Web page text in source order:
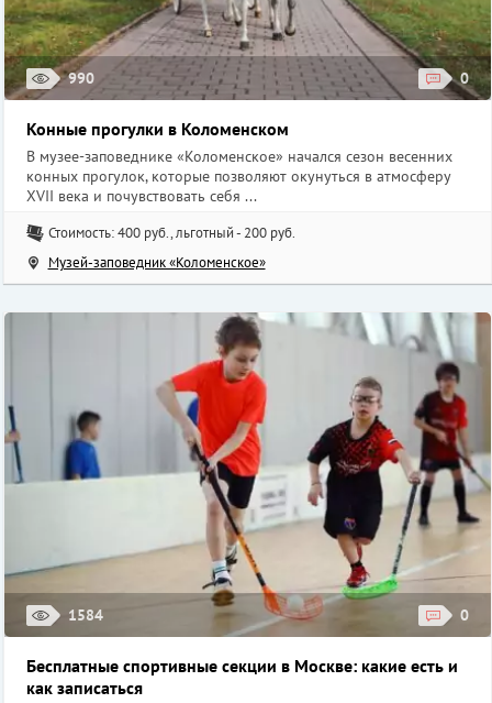
990 0
Конные прогулки в Коломенском
В музее-заповеднике «Коломенское» начался сезон весенних
конных прогулок, которые позволяют окунуться в атмосферу
XVII века и почувствовать себя ...
Стоимость: 400 руб., льготный - 200 руб.
Музей-заповедник «Коломенское»
1584 0
Бесплатные спортивные секции в Москве: какие есть и
как записаться